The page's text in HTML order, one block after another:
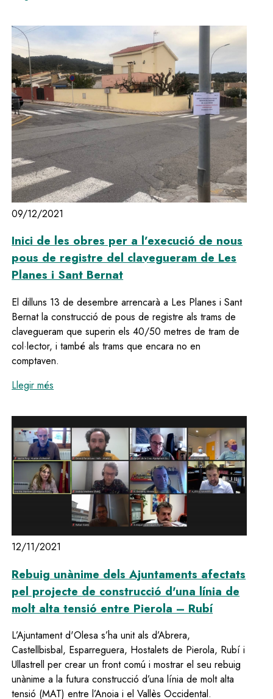
09/12/2021
Inici de les obres per a l’execució de nous
pous de registre del clavegueram de Les
Planes i Sant Bernat
El dilluns 13 de desembre arrencarà a Les Planes i Sant
Bernat la construcció de pous de registre als trams de
clavegueram que superin els 40/50 metres de tram de
col·lector, i també als trams que encara no en
comptaven.
Llegir més
12/11/2021
Rebuig unànime dels Ajuntaments afectats
pel projecte de construcció d'una línia de
molt alta tensió entre Pierola – Rubí
L’Ajuntament d'Olesa s’ha unit als d’Abrera,
Castellbisbal, Esparreguera, Hostalets de Pierola, Rubí i
Ullastrell per crear un front comú i mostrar el seu rebuig
unànime a la futura construcció d’una línia de molt alta
tensió (MAT) entre l’Anoia i el Vallès Occidental.